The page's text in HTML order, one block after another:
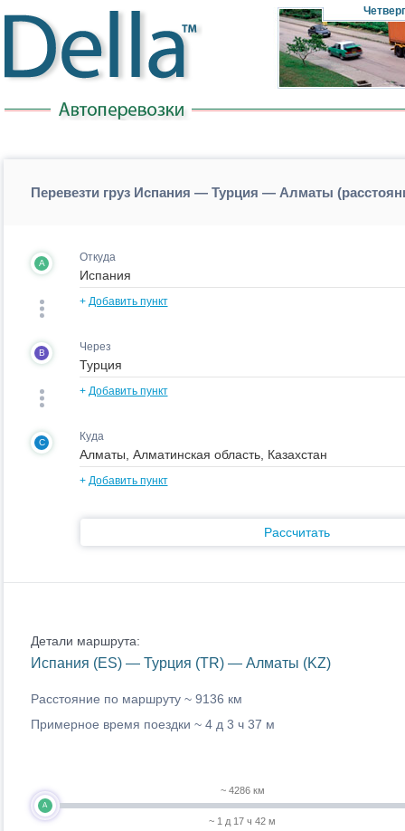
Четверг
Перевезти груз Испания — Турция — Алматы
A Откуда
+ Добавить пункт
B Через
+ Добавить пункт
C Куда
+ Добавить пункт
Рассчитать
Детали маршрута:
Испания (ES) — Турция (TR) — Алматы (KZ)
Расстояние по маршруту ~ 9136 км
Примерное время поездки ~ 4 д 3 ч 37 м
A
~ 4286 км
~ 1 д 17 ч 42 м